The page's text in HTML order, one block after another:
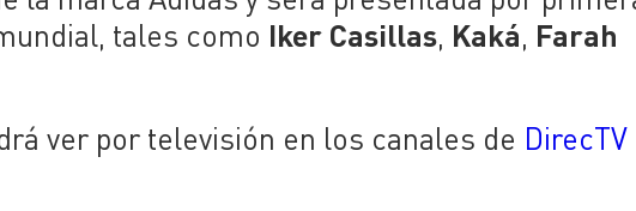
tales como Iker Casillas, Kaká, Farah
ver por televisión en los canales de DirecTV